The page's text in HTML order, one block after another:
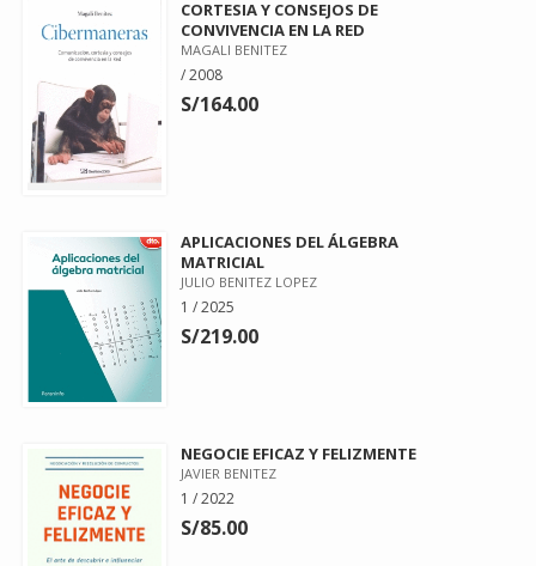
CORTESIA Y CONSEJOS DE
CONVIVENCIA EN LA RED
MAGALI BENITEZ
/ 2008
S/164.00
APLICACIONES DEL ÁLGEBRA
MATRICIAL
JULIO BENITEZ LOPEZ
1 / 2025
S/219.00
NEGOCIE EFICAZ Y FELIZMENTE
JAVIER BENITEZ
1 / 2022
S/85.00